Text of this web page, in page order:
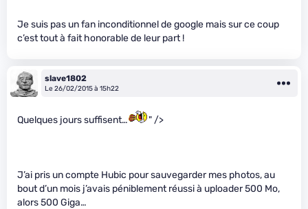
Je suis pas un fan inconditionnel de google mais sur ce coup
c’est tout à fait honorable de leur part !
slave1802
Le 26/02/2015 à 15h22
Quelques jours suffisent… " />
J’ai pris un compte Hubic pour sauvegarder mes photos, au
bout d’un mois j’avais péniblement réussi à uploader 500 Mo,
alors 500 Giga…